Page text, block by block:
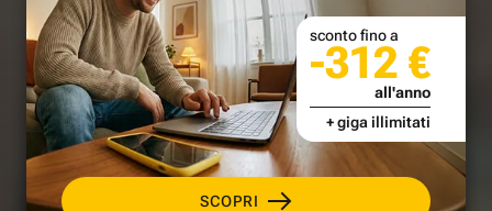
SCOPRI
sconto fino a
-312 €
all'anno
+ giga illimitati